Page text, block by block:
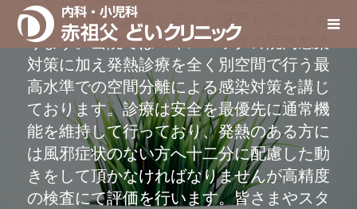
けるかが最も重要と考えた運用を行ってお
ります。当院ではハイスペックの院内感染
対策に加え発熱診療を全く別空間で行う最
高水準での空間分離による感染対策を講じ
ております。診療は安全を最優先に通常機
能を維持して行っており、発熱のある方に
は風邪症状のない方へ十二分に配慮した動
きをして頂かなければなりませんが高精度
の検査にて評価を行います。皆さまやスタ